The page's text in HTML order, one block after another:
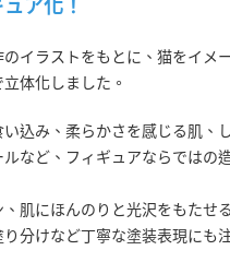
ア化！
イラストをもとに、猫をイメ
体化しました。
込み、柔らかさを感じる肌、
など、フィギュアならではの
肌にほんのりと光沢をもたせ
分けなど丁寧な塗装表現にも